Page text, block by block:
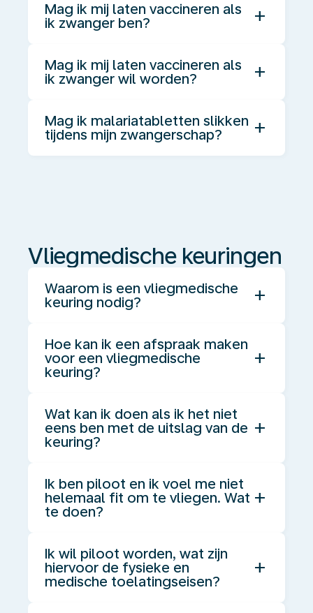
Mag ik mij laten vaccineren als
ik zwanger ben?
add
Mag ik mij laten vaccineren als
ik zwanger wil worden?
add
Mag ik malariatabletten slikken
tijdens mijn zwangerschap?
add
Vliegmedische
Vliegmedische keuringen
Waarom is een vliegmedische
keuring nodig?
add
Hoe kan ik een afspraak maken
voor een vliegmedische
keuring?
add
Wat kan ik doen als ik het niet
eens ben met de uitslag van de
keuring?
add
Ik ben piloot en ik voel me niet
helemaal fit om te vliegen. Wat
te doen?
add
Ik wil piloot worden, wat zijn
hiervoor de fysieke en
medische toelatingseisen?
add